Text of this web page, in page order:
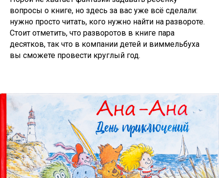
вопросы о книге, но здесь за вас уже всё сделали:
нужно просто читать, кого нужно найти на развороте.
Стоит отметить, что разворотов в книге пара
десятков, так что в компании детей и виммельбуха
вы сможете провести круглый год.